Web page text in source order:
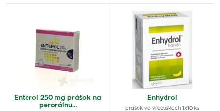
Enterol 250 mg prášok na
perorálnu…
Enhydrol
prášok vo vrecúškach 1x10 ks